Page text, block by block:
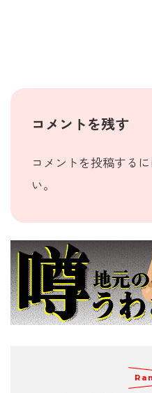
コメントを残す
コメントを投稿するに
い。